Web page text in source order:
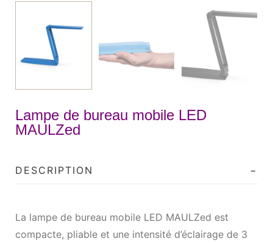
Lampe de bureau mobile LED
MAULZed
DESCRIPTION
La lampe de bureau mobile LED MAULZed est
compacte, pliable et une intensité d’éclairage de 3